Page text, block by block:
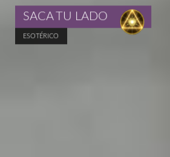
ESOTÉRICO
SACA TU LADO